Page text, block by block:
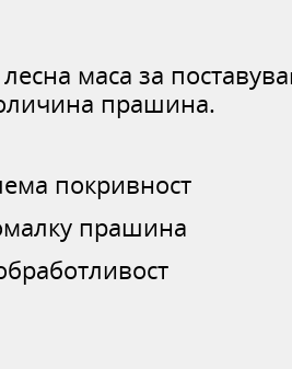
маса за
прашина.
покривност
прашина